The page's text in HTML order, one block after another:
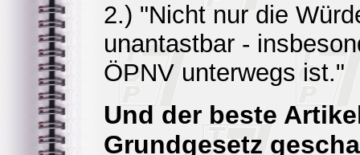
2.) "Nicht nur die
unantastbar -
ÖPNV unterwegs ist."
Und der beste
Grundgesetz